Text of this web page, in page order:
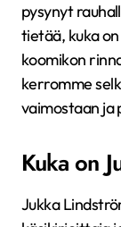
pysynyt
tietää, kuka
koomikon
kerromme
vaimostaan ja
Kuka on
Jukka